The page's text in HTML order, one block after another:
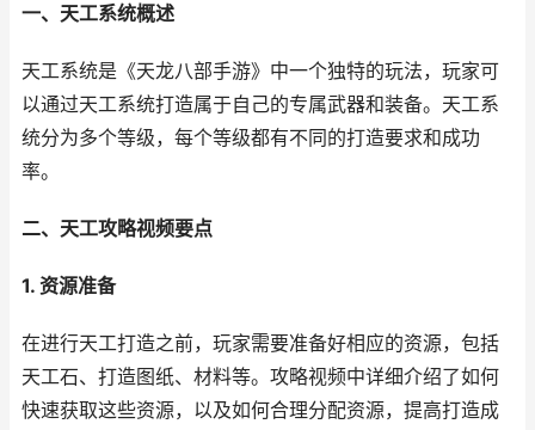
一、天工系统概述
天工系统是《天龙八部手游》中一个独特的玩法，玩家可
以通过天工系统打造属于自己的专属武器和装备。天工系
统分为多个等级，每个等级都有不同的打造要求和成功
率。
二、天工攻略视频要点
1. 资源准备
在进行天工打造之前，玩家需要准备好相应的资源，包括
天工石、打造图纸、材料等。攻略视频中详细介绍了如何
快速获取这些资源，以及如何合理分配资源，提高打造成